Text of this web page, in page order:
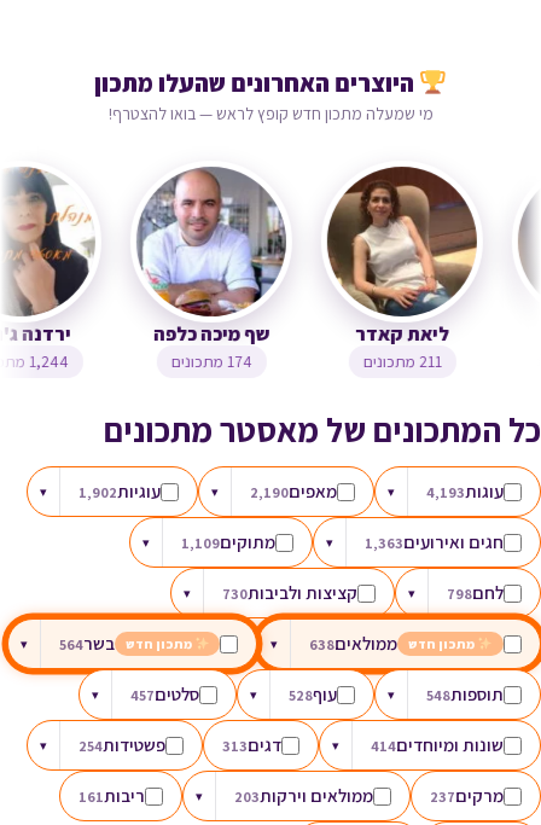
היוצרים האחרונים שהעלו מתכון
מי שמעלה מתכון חדש קופץ לראש — בואו להצטרף!
שף מיכה כלפה ליאת קאדר צופית בן יוסף
כל המתכונים של מאסטר מתכונים
עוגות4,193
▾ מאפים2,190
▾ עוגיות1,902
▾
חגים ואירועים1,363
▾ מתוקים1,109
▾
לחם798
▾ קציצות ולביבות730
▾
מתכון חדש ממולאים638
▾ מתכון חדש בשר564
▾
תוספות548
▾ עוף528
▾ סלטים457
▾
שונות ומיוחדים414
▾ דגים313 פשטידות254
▾
מרקים237 ממולאים וירקות203
▾ ריבות161